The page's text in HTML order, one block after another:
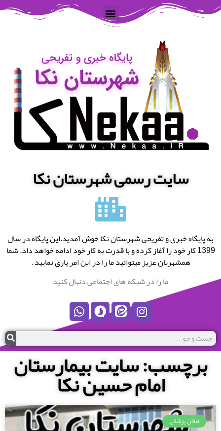
سایت رسمی شهرستان نکا
به پایگاه خبری و تفریحی شهرستان نکا خوش آمدید.این پایگاه در سال
1399 کار خود را آغاز کرده و با قدرت به کار خود ادامه خواهد داد. شما
همشهریان عزیز میتوانید ما را در این امر یاری نمایید .
ما را در شبکه های اجتماعی دنبال کنید
برچسب: سایت بیمارستان
امام حسین نکا
اماکن پزشکی